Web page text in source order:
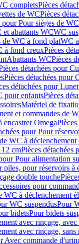
completsPièces
de WCPièces
pour Pour sièges de WC
et abattants WCWC
de WC à fond platWC
à fond creuxPièces
Abattants WCPièces
détachées pour
Pièces détachées pour
détachées pour
pour enfantsPièces
Matériel de
et commandes de
encastrer Omega
pour Pour
WC à
12 cmPièces détachées
Pour alimentation
piles, pour réservoirs
double touche
pour
WC à déclenchement
WC suspendusPour
bidetsPour bidets
avec rinçage,
avec rinçage, sans
Avec commande